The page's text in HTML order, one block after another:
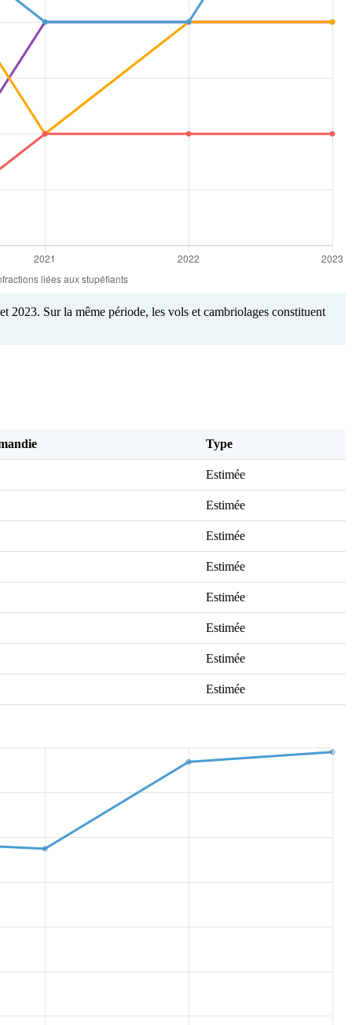
2023. Sur la même période, les vols et cambriolages constituent
Type
Estimée
Estimée
Estimée
Estimée
Estimée
Estimée
Estimée
Estimée